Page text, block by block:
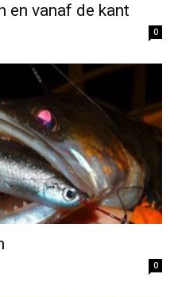
en vanaf de kant
0
0